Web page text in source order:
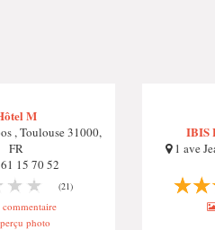
M
, Toulouse 31000,
FR
15 70 52
(21)
photo
IBIS
1 ave